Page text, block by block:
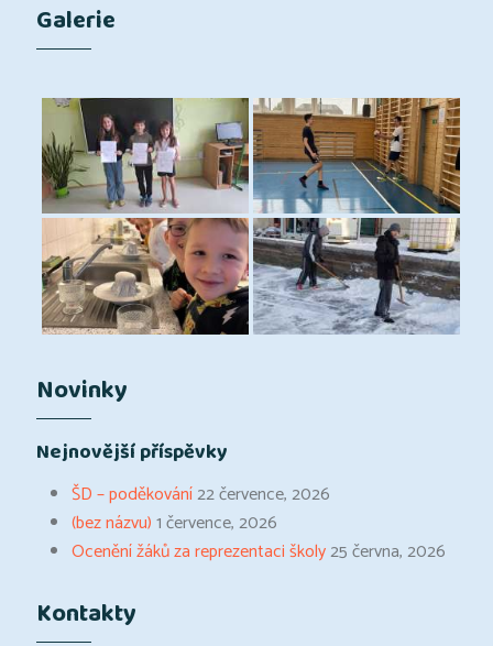
Galerie
Novinky
Nejnovější příspěvky
ŠD – poděkování22 července, 2026
(bez názvu)1 července, 2026
Ocenění žáků za reprezentaci školy25 června, 2026
Kontakty